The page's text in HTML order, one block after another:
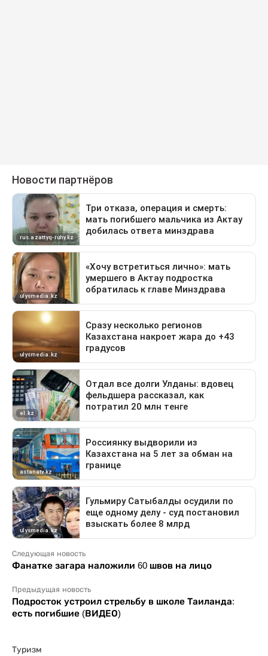
Следующая новость
Фанатке загара наложили 60 швов на лицо
Предыдущая новость
Подросток устроил стрельбу в школе Таиланда:
есть погибшие (ВИДЕО)
Туризм